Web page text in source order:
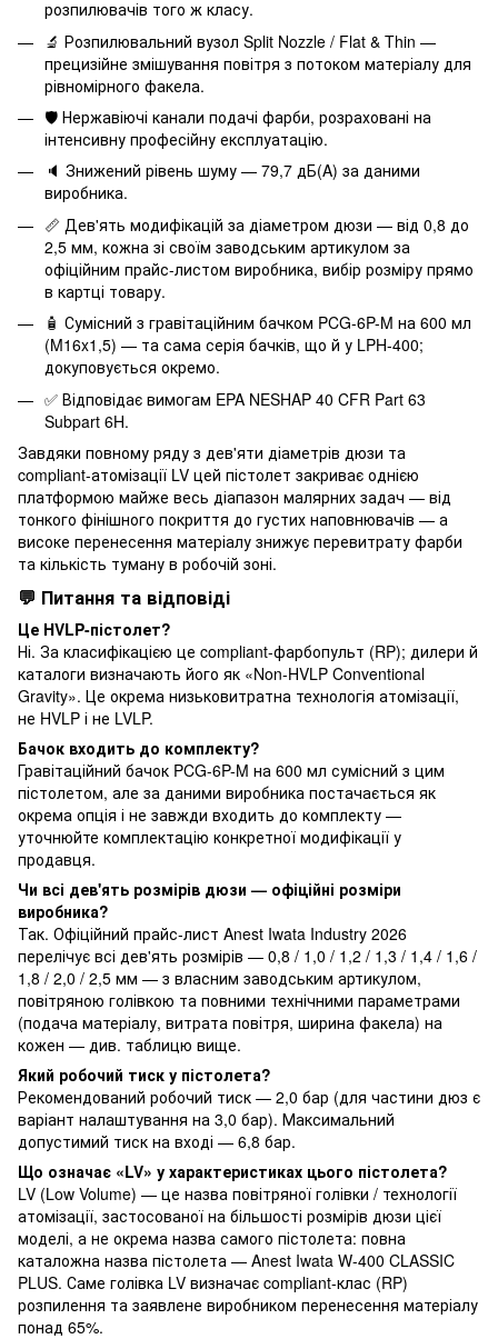
розпилювачів того ж класу.
🔬 Розпилювальний вузол Split Nozzle / Flat & Thin —
прецизійне змішування повітря з потоком матеріалу для
рівномірного факела.
🛡️ Нержавіючі канали подачі фарби, розраховані на
інтенсивну професійну експлуатацію.
🔈 Знижений рівень шуму — 79,7 дБ(A) за даними
виробника.
📏 Дев'ять модифікацій за діаметром дюзи — від 0,8 до
2,5 мм, кожна зі своїм заводським артикулом за
офіційним прайс-листом виробника, вибір розміру прямо
в картці товару.
🧴 Сумісний з гравітаційним бачком PCG-6P-M на 600 мл
(M16x1,5) — та сама серія бачків, що й у LPH-400;
докуповується окремо.
✅ Відповідає вимогам EPA NESHAP 40 CFR Part 63
Subpart 6H.
Завдяки повному ряду з дев'яти діаметрів дюзи та
compliant-атомізації LV цей пістолет закриває однією
платформою майже весь діапазон малярних задач — від
тонкого фінішного покриття до густих наповнювачів — а
високе перенесення матеріалу знижує перевитрату фарби
та кількість туману в робочій зоні.
💬 Питання та відповіді
Це HVLP-пістолет?
Ні. За класифікацією це compliant-фарбопульт (RP); дилери й
каталоги визначають його як «Non-HVLP Conventional
Gravity». Це окрема низьковитратна технологія атомізації,
не HVLP і не LVLP.
Бачок входить до комплекту?
Гравітаційний бачок PCG-6P-M на 600 мл сумісний з цим
пістолетом, але за даними виробника постачається як
окрема опція і не завжди входить до комплекту —
уточнюйте комплектацію конкретної модифікації у
продавця.
Чи всі дев'ять розмірів дюзи — офіційні розміри
виробника?
Так. Офіційний прайс-лист Anest Iwata Industry 2026
перелічує всі дев'ять розмірів — 0,8 / 1,0 / 1,2 / 1,3 / 1,4 / 1,6 /
1,8 / 2,0 / 2,5 мм — з власним заводським артикулом,
повітряною голівкою та повними технічними параметрами
(подача матеріалу, витрата повітря, ширина факела) на
кожен — див. таблицю вище.
Який робочий тиск у пістолета?
Рекомендований робочий тиск — 2,0 бар (для частини дюз є
варіант налаштування на 3,0 бар). Максимальний
допустимий тиск на вході — 6,8 бар.
Що означає «LV» у характеристиках цього пістолета?
LV (Low Volume) — це назва повітряної голівки / технології
атомізації, застосованої на більшості розмірів дюзи цієї
моделі, а не окрема назва самого пістолета: повна
каталожна назва пістолета — Anest Iwata W-400 CLASSIC
PLUS. Саме голівка LV визначає compliant-клас (RP)
розпилення та заявлене виробником перенесення матеріалу
понад 65%.